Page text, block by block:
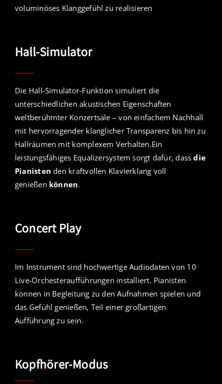
voluminöses Klanggefühl zu realisieren
Hall-Simulator
Die Hall-Simulator-Funktion simuliert die
unterschiedlichen akustischen Eigenschaften
weltberühmter Konzertsäle – von einfachem Nachhall
mit hervorragender klanglicher Transparenz bis hin zu
Hallräumen mit komplexem Verhalten.Ein
leistungsfähiges Equalizersystem sorgt dafür, dassdie
Pianisten den kraftvollen Klavierklang voll
genießen können.
Concert Play
Im Instrument sind hochwertige Audiodaten von 10
Live-Orchesteraufführungen installiert. Pianisten
können in Begleitung zu den Aufnahmen spielen und
das Gefühl genießen, Teil einer großartigen
Aufführung zu sein.
Kopfhörer-Modus